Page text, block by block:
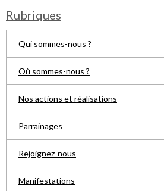
Rubriques
Qui sommes-nous ?
Où sommes-nous ?
Nos actions et réalisations
Parrainages
Rejoignez-nous
Manifestations